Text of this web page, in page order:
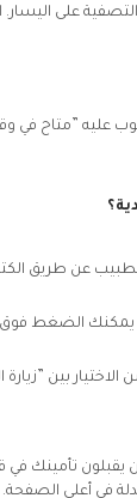
على اليسار.
عليه ”متاح في
؟
عن طريق
يمكنك الضغط
يقبلون تأمينك في
في أعلى الصفحة.